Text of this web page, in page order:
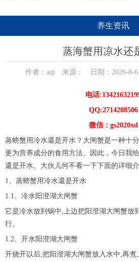
养生资讯
蒸海蟹用凉水还
作者：aqi 来源： 日期：2026-8-
电话
QQ:2714208506
微信：gs2020xd
蒸螃蟹用冷水還是开水？大闸蟹是一种十
更为营养成分的食用方法。因此，今日我
還是开水。大伙儿何不看一下下面的详细介
1、蒸螃蟹用冷水還是开水
1.1、冷水阳澄湖大闸蟹
它是冷水放到锅中,上边把阳澄湖大闸蟹放
行。
1.2、开水阳澄湖大闸蟹
开烧开以后,把阳澄湖大闸蟹放入水中,再煮